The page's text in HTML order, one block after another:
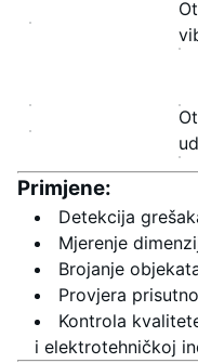
Primjene:
Detekcija
Mjerenje
Brojanje
Provjera
Kontrola
i elektrotehničkoj